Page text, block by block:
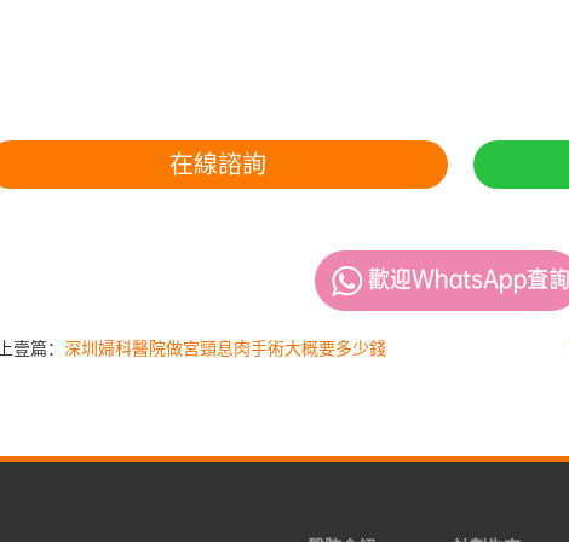
在線諮詢
壹篇：深圳婦科醫院做宮頸息肉手術大概要多少錢